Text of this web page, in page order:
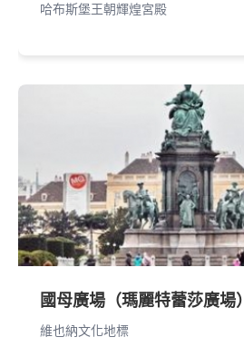
哈布斯堡王朝輝煌宮殿
國母廣場（瑪麗特蕾莎廣場）
維也納文化地標